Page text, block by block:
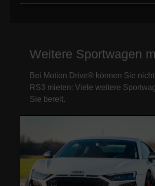
Weitere Sportwagen
Bei Motion Drive® können Sie
RS3 mieten: Viele weitere
Sie bereit.